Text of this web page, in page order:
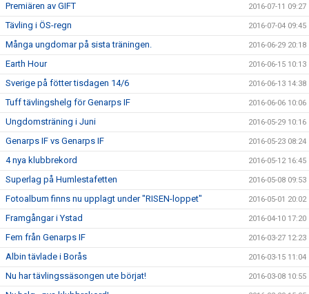
Premiären av GIFT 2016-07-11 09:27
Tävling i ÖS-regn 2016-07-04 09:45
Många ungdomar på sista träningen. 2016-06-29 20:18
Earth Hour 2016-06-15 10:13
Sverige på fötter tisdagen 14/6 2016-06-13 14:38
Tuff tävlingshelg för Genarps IF 2016-06-06 10:06
Ungdomsträning i Juni 2016-05-29 10:16
Genarps IF vs Genarps IF 2016-05-23 08:24
4 nya klubbrekord 2016-05-12 16:45
Superlag på Humlestafetten 2016-05-08 09:53
Fotoalbum finns nu upplagt under "RISEN-loppet" 2016-05-01 20:02
Framgångar i Ystad 2016-04-10 17:20
Fem från Genarps IF 2016-03-27 12:23
Albin tävlade i Borås 2016-03-15 11:04
Nu har tävlingssäsongen ute börjat! 2016-03-08 10:55